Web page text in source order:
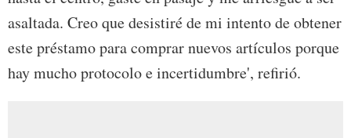
asaltada. Creo que desistiré de mi intento de obtener
este préstamo para comprar nuevos artículos porque
hay mucho protocolo e incertidumbre', refirió.